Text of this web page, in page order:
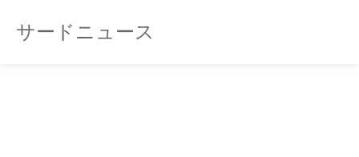
サードニュース